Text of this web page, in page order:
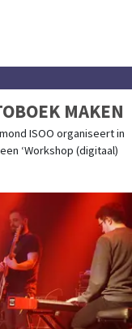
MAKEN
ISOO organiseert in
‘Workshop (digitaal)